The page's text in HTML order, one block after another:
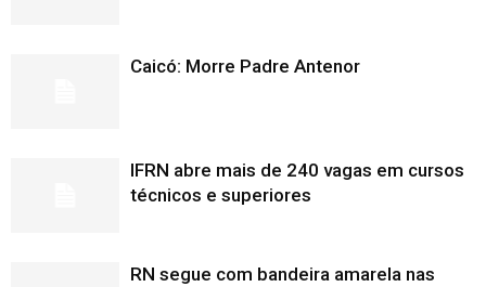
Caicó: Morre Padre Antenor
IFRN abre mais de 240 vagas em cursos
técnicos e superiores
RN segue com bandeira amarela nas